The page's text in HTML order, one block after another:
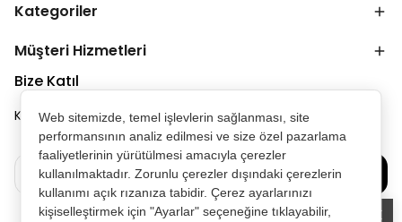
Web sitemizde, temel işlevlerin sağlanması, site
performansının analiz edilmesi ve size özel pazarlama
faaliyetlerinin yürütülmesi amacıyla çerezler
kullanılmaktadır. Zorunlu çerezler dışındaki çerezlerin
kullanımı açık rızanıza tabidir. Çerez ayarlarınızı
kişiselleştirmek için "Ayarlar" seçeneğine tıklayabilir,
Kategoriler
Müşteri Hizmetleri
Bize Katıl
Kampanya ve duyurulardan ilk senin haberin olsun.
Bize Katılın